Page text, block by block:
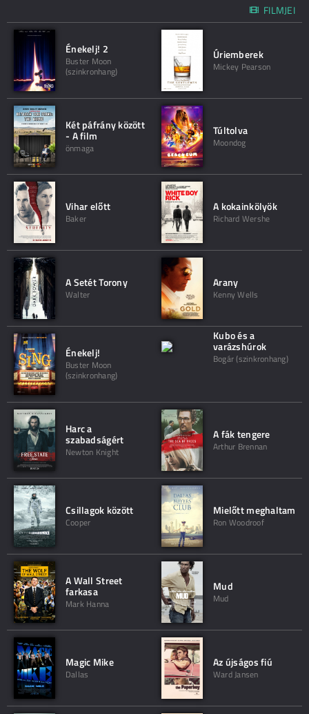
FILMJEI
Énekelj! 2
Buster Moon
(szinkronhang)
Úriemberek
Mickey Pearson
Két páfrány között
- A film
önmaga
Túltolva
Moondog
Vihar előtt
Baker
A kokainkölyök
Richard Wershe
A Setét Torony
Walter
Arany
Kenny Wells
Énekelj!
Buster Moon
(szinkronhang)
Kubo és a
varázshúrok
Bogár (szinkronhang)
Harc a
szabadságért
Newton Knight
A fák tengere
Arthur Brennan
Csillagok között
Cooper
Mielőtt meghaltam
Ron Woodroof
A Wall Street
farkasa
Mark Hanna
Mud
Mud
Magic Mike
Dallas
Az újságos fiú
Ward Jansen